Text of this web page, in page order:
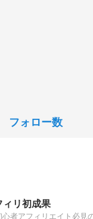
フォロー数
ィリ初成果